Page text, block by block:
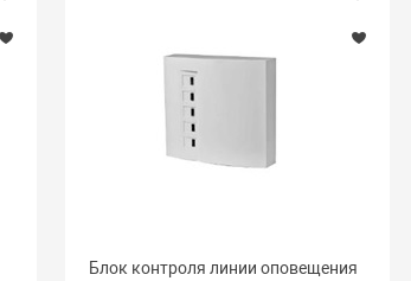
Блок контроля линии оповещения